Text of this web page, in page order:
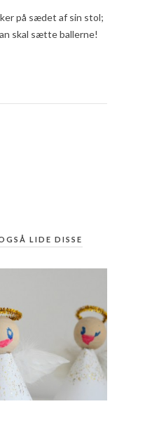
på sædet af sin stol;
skal sætte ballerne!
LIDE DISSE